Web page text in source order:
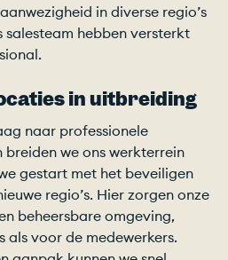
in diverse regio’s
salesteam hebben versterkt
in uitbreiding
naar professionele
we ons werkterrein
gestart met het beveiligen
regio’s. Hier zorgen onze
beheersbare omgeving,
als voor de medewerkers.